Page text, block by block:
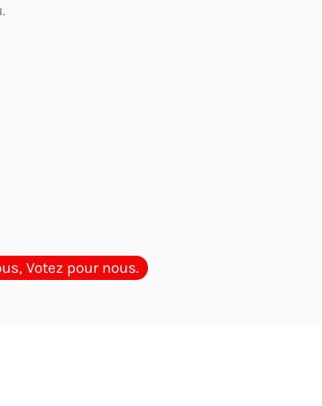
Votez pour nous.